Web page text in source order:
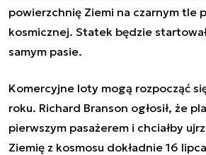
powierzchnię Ziemi na czarnym tle
kosmicznej. Statek będzie
samym pasie.
Komercyjne loty mogą rozpocząć
roku. Richard Branson ogłosił, że
pierwszym pasażerem i chciałby
Ziemię z kosmosu dokładnie 16